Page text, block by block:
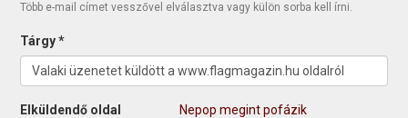
Több e-mail címet vesszővel elválasztva vagy külön sorba kell írni.
Tárgy*
Elküldendő oldal Nepop megint pofázik